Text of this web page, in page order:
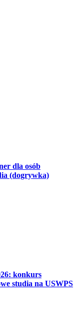
dla osób
(dogrywka)
konkurs
studia na USWPS